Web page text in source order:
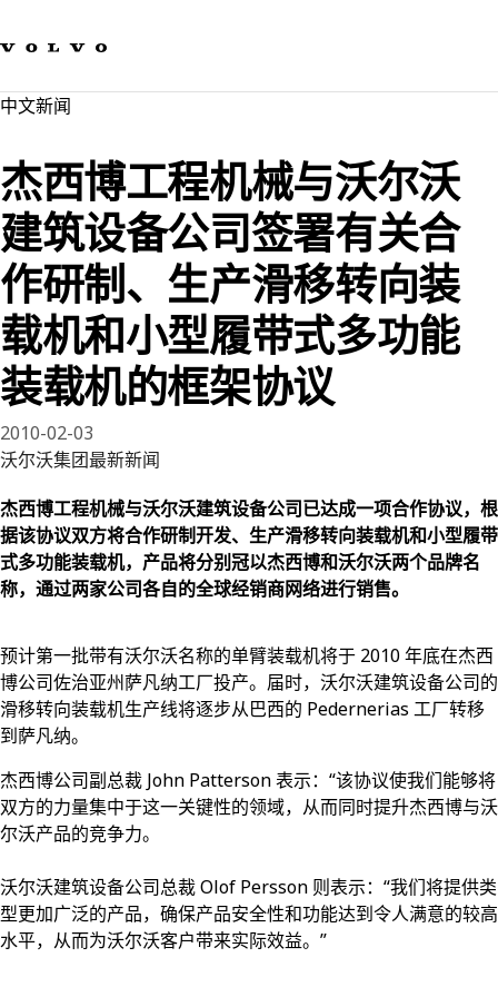
可持续发展
新闻与媒体
关于我们
中文新闻​
杰西博工程机械与沃尔沃
建筑设备公司签署有关合
作研制、生产滑移转向装
载机和小型履带式多功能
装载机的框架协议
2010-02-03
沃尔沃集团最新新闻
杰西博工程机械与沃尔沃建筑设备公司已达成一项合作协议，根
据该协议双方将合作研制开发、生产滑移转向装载机和小型履带
式多功能装载机，产品将分别冠以杰西博和沃尔沃两个品牌名
称，通过两家公司各自的全球经销商网络进行销售。
预计第一批带有沃尔沃名称的单臂装载机将于 2010 年底在杰西
博公司佐治亚州萨凡纳工厂投产。届时，沃尔沃建筑设备公司的
滑移转向装载机生产线将逐步从巴西的 Pedernerias 工厂转移
到萨凡纳。
杰西博公司副总裁 John Patterson 表示：“该协议使我们能够将
双方的力量集中于这一关键性的领域，从而同时提升杰西博与沃
尔沃产品的竞争力。
沃尔沃建筑设备公司总裁 Olof Persson 则表示：“我们将提供类
型更加广泛的产品，确保产品安全性和功能达到令人满意的较高
水平，从而为沃尔沃客户带来实际效益。”